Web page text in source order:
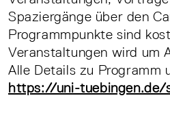
Spaziergänge über den
Programmpunkte sind
Veranstaltungen wird um
Alle Details zu Programm
https://uni-tuebingen.de/